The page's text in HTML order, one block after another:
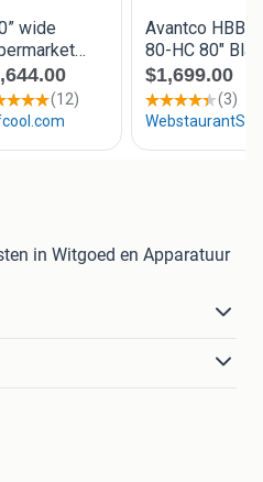
in Witgoed en Apparatuur